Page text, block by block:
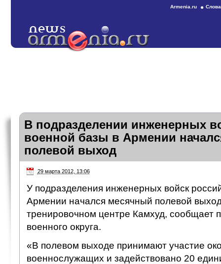
Armenia.ru
В подразделении инженерных
военной базы в Армении
полевой выход
29 марта 2012, 13:06
У подразделения инженерных войск
Армении начался месячный полевой
тренировочном центре Камхуд, сообщает
военного округа.
«В полевом выходе принимают участие
военнослужащих и задействовано 20